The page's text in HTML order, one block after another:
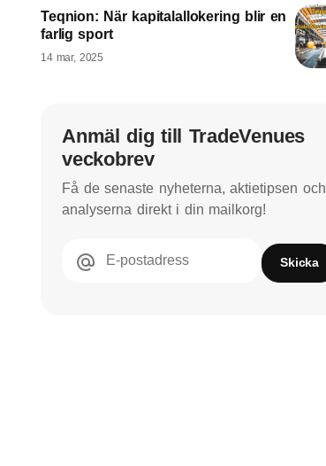
Teqnion: När kapitalallokering blir en
farlig sport
14 mar, 2025
Anmäl dig till TradeVenues
veckobrev
Få de senaste nyheterna, aktietipsen och
analyserna direkt i din mailkorg!
E-postadress Skicka